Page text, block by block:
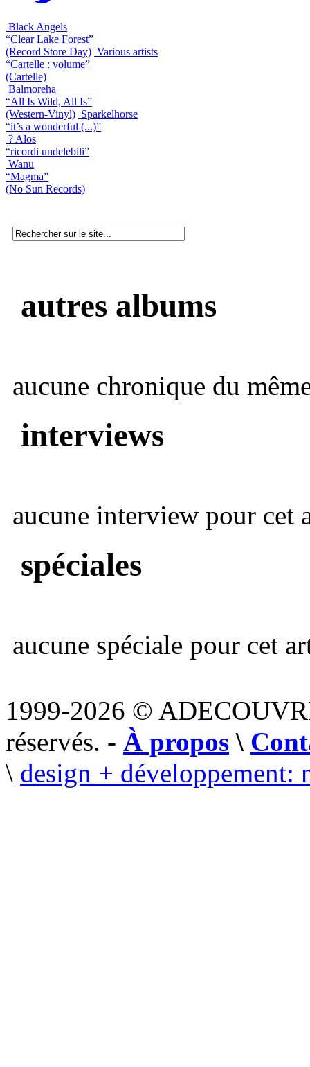
Black Angels
“Clear Lake Forest”
(Record Store Day) Various artists
“Cartelle : volume”
(Cartelle)
Balmoreha
“All Is Wild, All Is”
(Western-Vinyl) Sparkelhorse
“it’s a wonderful (...)”
? Alos
“ricordi undelebili”
Wanu
“Magma”
(No Sun Records)
autres albums
aucune chronique du
interviews
aucune interview pour cet
spéciales
aucune spéciale pour cet
1999-2026 ©
réservés. - À propos \
\ design + développement: